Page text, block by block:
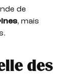
de
, mais
des